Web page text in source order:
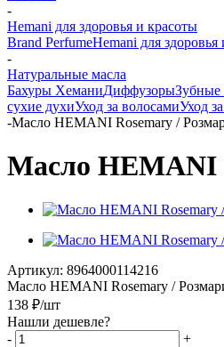
-
Hemani для здоровья и красоты
Brand PerfumeHemani для здоровья
-
Натуральные масла
Бахуры ХеманиДиффузорыЗубные
сухие духиУход за волосамиУход
-Масло HEMANI Rosemary /
Масло HEMANI
Артикул: 8964000114216
Масло HEMANI Rosemary /
138 ₽/шт
Нашли дешевле?
-
+